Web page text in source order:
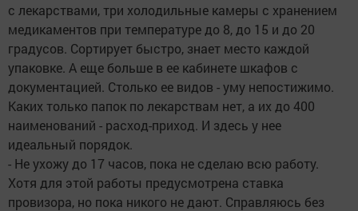
с лекарствами, три холодильные камеры с хранением
медикаментов при температуре до 8, до 15 и до 20
градусов. Сортирует быстро, знает место каждой
упаковке. А еще больше в ее кабинете шкафов с
документацией. Столько ее видов - уму непостижимо.
Каких только папок по лекарствам нет, а их до 400
наименований - расход-приход. И здесь у нее
идеальный порядок.
- Не ухожу до 17 часов, пока не сделаю всю работу.
Хотя для этой работы предусмотрена ставка
провизора, но пока никого не дают. Справляюсь без